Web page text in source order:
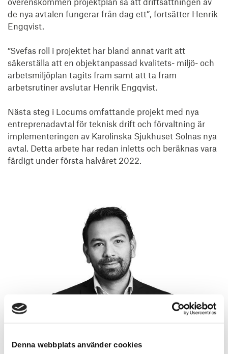
Denna webbplats använder cookies
de nya avtalen fungerar från dag ett”, fortsätter Henrik
Engqvist.
”Svefas roll i projektet har bland annat varit att
säkerställa att en objektanpassad kvalitets- miljö- och
arbetsmiljöplan tagits fram samt att ta fram
arbetsrutiner avslutar Henrik Engqvist.
Nästa steg i Locums omfattande projekt med nya
entreprenadavtal för teknisk drift och förvaltning är
implementeringen av Karolinska Sjukhuset Solnas nya
avtal. Detta arbete har redan inletts och beräknas vara
färdigt under första halvåret 2022.